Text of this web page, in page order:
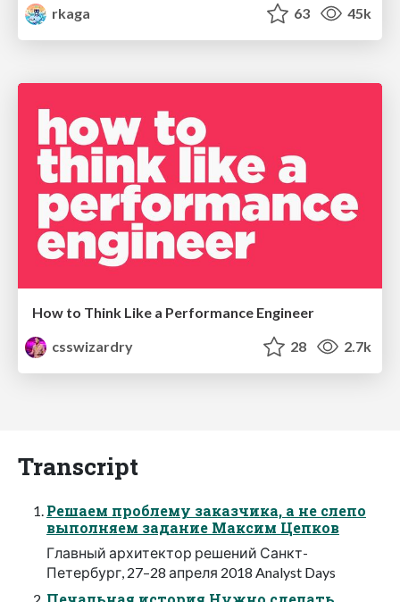
rkaga
63 45k
How to Think Like a Performance Engineer
csswizardry
28 2.7k
Transcript
Решаем проблему заказчика, а не слепо
выполняем задание Максим Цепков
Главный архитектор решений Санкт-
Петербург, 27–28 апреля 2018 Analyst Days